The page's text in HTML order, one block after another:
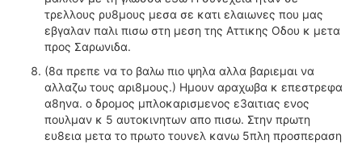
τρελλους ρυ8μους μεσα σε κατι ελαιωνες που μας
εβγαλαν παλι πισω στη μεση της Αττικης Οδου κ μετα
προς Σαρωνιδα.
(8α πρεπε να το βαλω πιο ψηλα αλλα βαριεμαι να
αλλαζω τους αρι8μους.) Ημουν αραχωβα κ επεστρεφα
α8ηνα. ο δρομος μπλοκαρισμενος ε3αιτιας ενος
πουλμαν κ 5 αυτοκινητων απο πισω. Στην πρωτη
ευ8εια μετα το πρωτο τουνελ κανω 5πλη προσπεραση